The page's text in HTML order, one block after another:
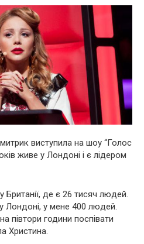
виступила на шоу “Голос
живе у Лондоні і є лідером
де є 26 тисяч людей.
Лондоні, у мене 400 людей.
півтори години поспівати
Христина.